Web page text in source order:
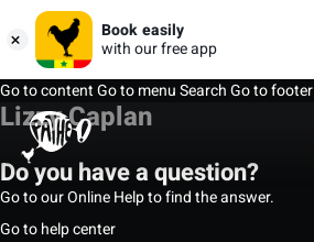
Book easily
with our free app
Go to contentGo to menuSearchGo to footer
Lizzy Caplan
Do you have a question?
Go to our Online Help to find the answer.
Go to help center